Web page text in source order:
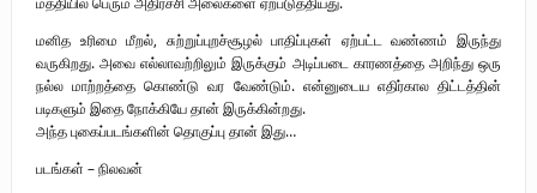
மனித உரிமை மீறல், சுற்றுப்புறச்சூழல் பாதிப்புகள் ஏற்பட்ட வண்ணம் இருந்து
வருகிறது. அவை எல்லாவற்றிலும் இருக்கும் அடிப்படை காரணத்தை அறிந்து ஒரு
நல்ல மாற்றத்தை கொண்டு வர வேண்டும். என்னுடைய எதிர்கால திட்டத்தின்
படிகளும் இதை நோக்கியே தான் இருக்கின்றது.
அந்த புகைப்படங்களின் தொகுப்பு தான் இது…
படங்கள் – நிலவன்